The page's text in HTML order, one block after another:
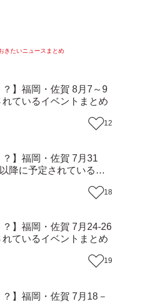
きたいニュースまとめ
？】福岡・佐賀 8月7～9
れているイベントまとめ
12
？】福岡・佐賀 7月31
降に予定されているイ
18
？】福岡・佐賀 7月24-26
れているイベントまとめ
19
？】福岡・佐賀 7月18－